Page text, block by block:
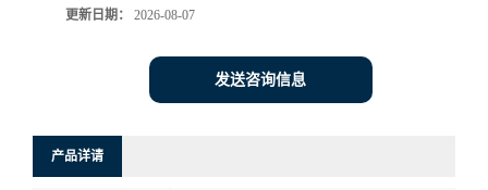
更新日期： 2026-08-07
发送咨询信息
产品详请